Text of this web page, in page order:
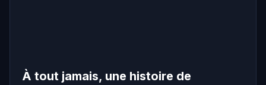
À tout jamais, une histoire de